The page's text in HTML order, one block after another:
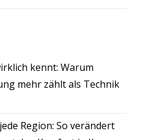
kennt: Warum
mehr zählt als Technik
Region: So verändert